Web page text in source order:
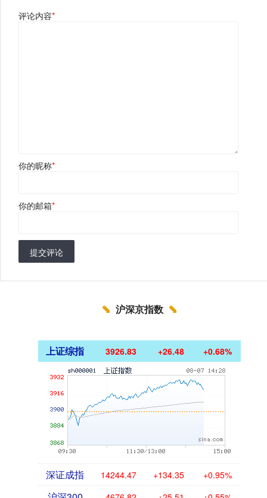
评论内容*
你的昵称*
你的邮箱*
提交评论
沪深京指数
上证综指 3926.83 +26.48 +0.68%
深证成指 14244.47 +134.35 +0.95%